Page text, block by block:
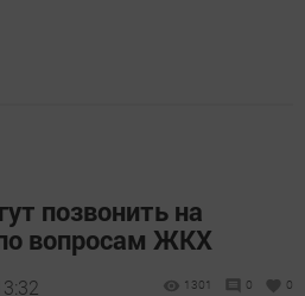
позвонить на
вопросам ЖКХ
1301 0 0